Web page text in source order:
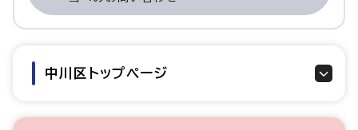
中川区トップページ